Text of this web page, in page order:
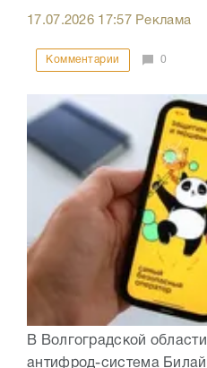
17.07.2026 17:57Реклама
Комментарии 0
В Волгоградской
антифрод-система